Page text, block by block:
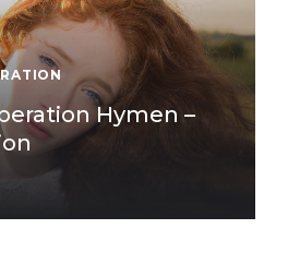
Hymen –